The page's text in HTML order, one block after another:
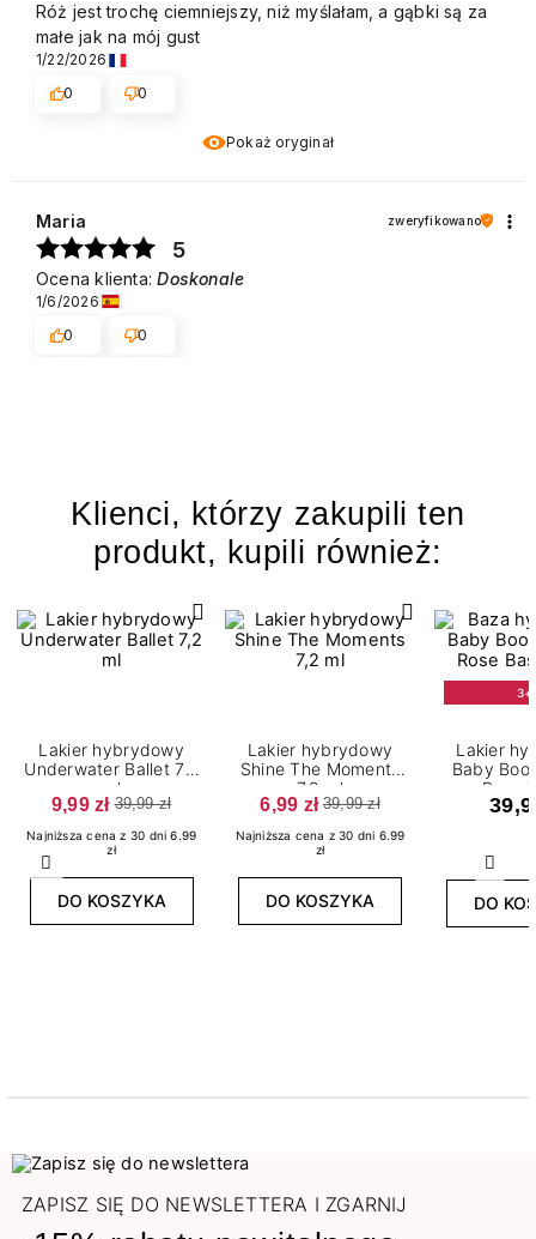
Pokaż oryginał
Róż jest trochę ciemniejszy, niż myślałam, a gąbki są za
małe jak na mój gust
1/22/2026
0
0
Maria zweryfikowano
5
Ocena klienta:Doskonale
1/6/2026
0
0
Klienci, którzy zakupili ten
produkt, kupili również:
Poprzedni
Lakier hybrydowy
Underwater Ballet 7,2
ml
9,99 zł 39,99 zł
Najniższa cena z 30 dni 6.99
zł
DO KOSZYKA
Lakier hybrydowy
Shine The Moments
7,2 ml
6,99 zł 39,99 zł
Najniższa cena z 30 dni 6.99
zł
DO KOSZYKA
Lakier
Baby
Base
DO
ZAPISZ SIĘ DO NEWSLETTERA I ZGARNIJ